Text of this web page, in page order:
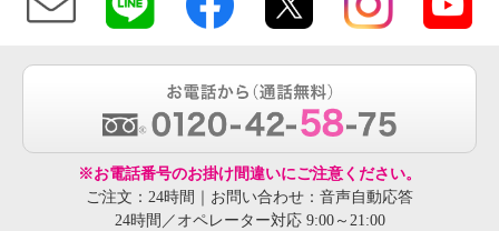
※お電話番号のお掛け間違いにご注意ください。
ご注文：24時間｜お問い合わせ：音声自動応答
24時間／オペレーター対応 9:00～21:00